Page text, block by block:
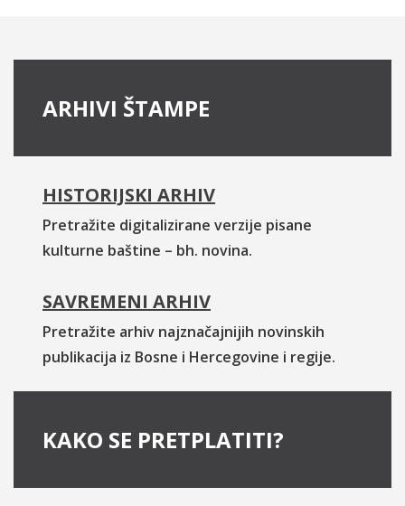
ARHIVI ŠTAMPE
HISTORIJSKI ARHIV
Pretražite digitalizirane verzije pisane
kulturne baštine – bh. novina.
SAVREMENI ARHIV
Pretražite arhiv najznačajnijih novinskih
publikacija iz Bosne i Hercegovine i regije.
KAKO SE PRETPLATITI?